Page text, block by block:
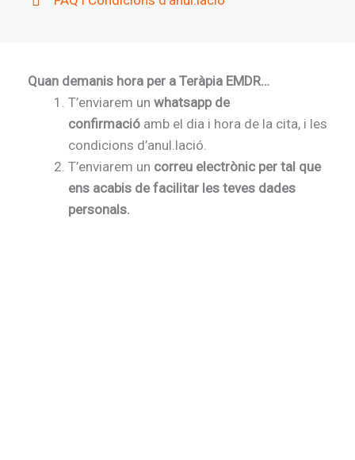
Quan demanis hora per a Teràpia EMDR…
T’enviarem un whatsapp de
confirmació amb el dia i hora de la cita, i les
condicions d’anul.lació.
T’enviarem un correu electrònic per tal que
ens acabis de facilitar les teves dades
personals.